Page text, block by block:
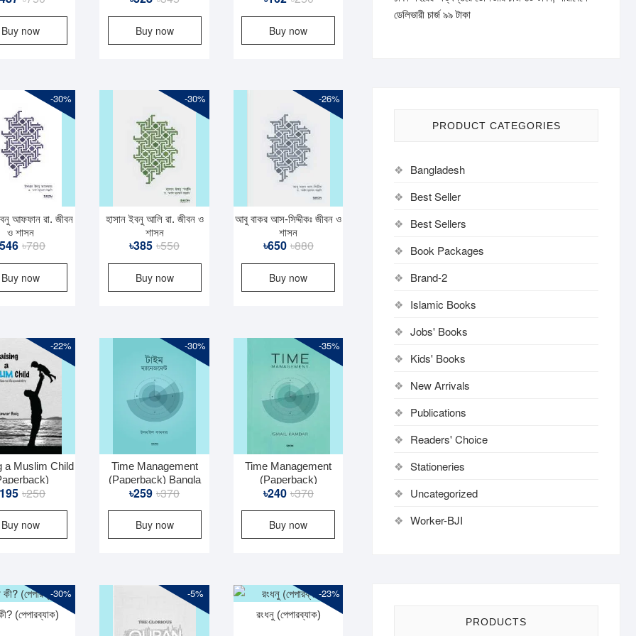
price
৳750.
price
৳487.
Buy now
price
৳345.
price
৳328.
Buy now
price
৳250.
price
৳162.
Buy now
-30%
আফফান রা. জীবন
ও শাসন
৳780Original
price
৳780.
546
Current
price
৳546.
Buy now
-30%
হাসান ইবনু আলি রা. জীবন ও
শাসন
৳550Original
price
৳550.
৳385
Current
price
৳385.
Buy now
-26%
আবু বাকর আস-সিদ্দীকঃ জীবন ও
শাসন
৳880Original
price
৳880.
৳650
Current
price
৳650.
Buy now
-22%
a Muslim Child
৳250Original
price
৳250.
195
Current
price
৳195.
Buy now
-30%
Time Management
(Paperback) Bangla
৳370Original
price
৳370.
৳259
Current
price
৳259.
Buy now
-35%
Time Management
(Paperback)
৳370Original
price
৳370.
৳240
Current
price
৳240.
Buy now
-30%
(পেপারব্যাক)
-5% -23%
রংধনু (পেপারব্যাক)
ডেলিভারী চার্জ ৯৯ টাকা
PRODUCT CATEGORIES
Bangladesh
Best Seller
Best Sellers
Book Packages
Brand-2
Islamic Books
Jobs' Books
Kids' Books
New Arrivals
Publications
Readers' Choice
Stationeries
Uncategorized
Worker-BJI
PRODUCTS